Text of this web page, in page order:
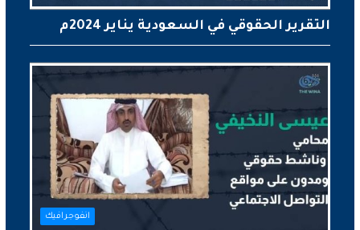
التقرير الحقوقي في السعودية يناير 2024م
انفوجرافيك